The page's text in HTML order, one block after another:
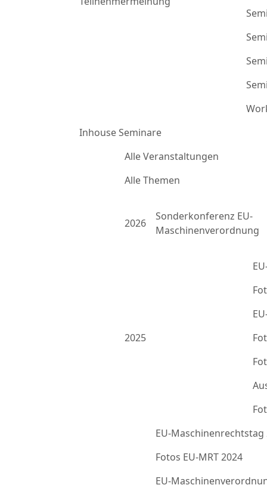
Inhouse Seminare
Alle Veranstaltungen
Alle Themen
2026
Sonderkonferenz EU-
Maschinenverordnung
2025
EU-Maschinenrechtstag
Fotos EU-MRT 2024
EU-